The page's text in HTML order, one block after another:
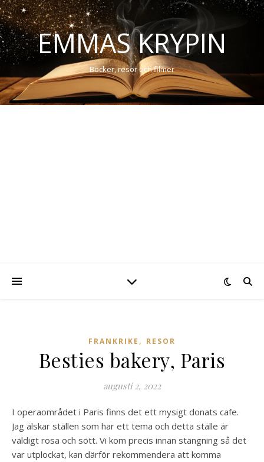
EMMAS KRYPIN
Böcker, resor och filmer
FRANKRIKE , RESOR
Besties bakery, Paris
augusti 2, 2022
I operaområdet i Paris finns det ett mysigt donats cafe.
Jag älskar ställen som har ett tema och detta ställe är
väldigt rosa och sött. Vi kom precis innan stängning så det
var utplockat, kan därför rekommendera att komma